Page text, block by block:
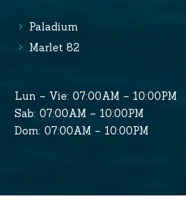
Paladium
Marlet 82
Lun – Vie: 07:00AM – 10:00PM
Sab: 07:00AM – 10:00PM
Dom: 07:00AM – 10:00PM